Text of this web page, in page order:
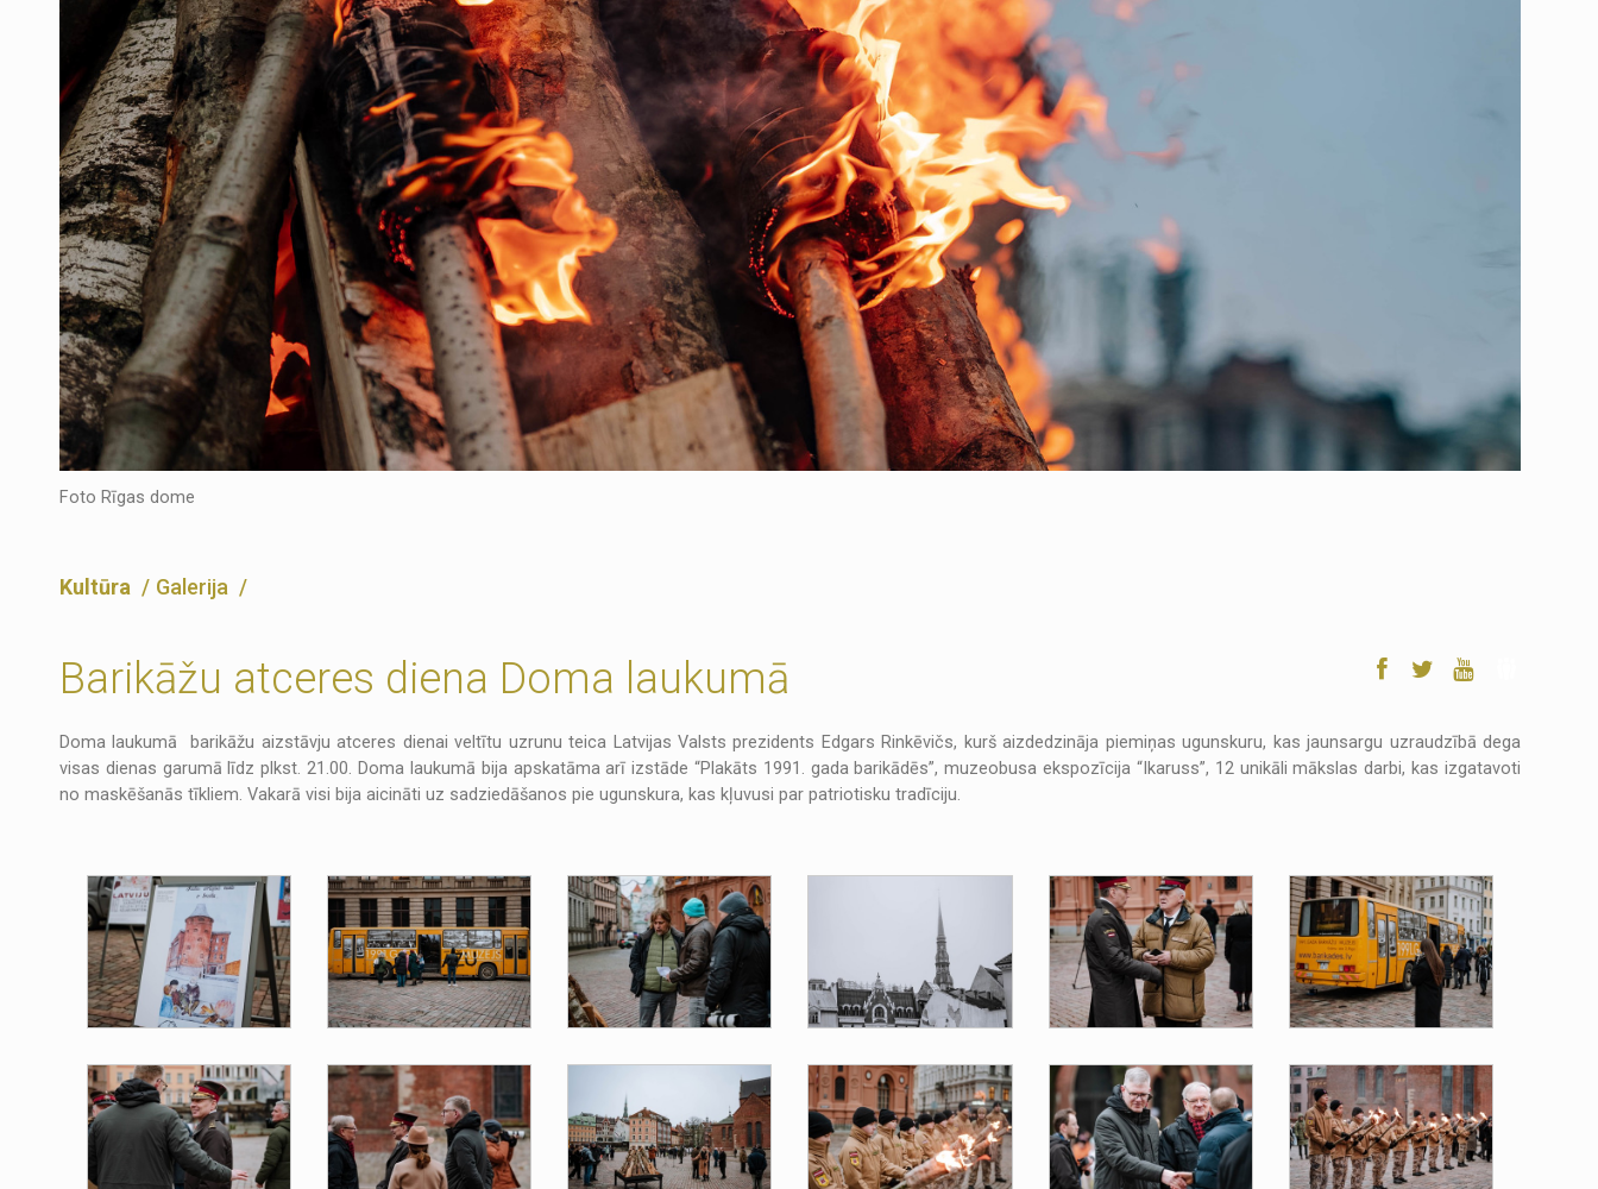
Foto Rīgas dome
Kultūra Galerija
Barikāžu atceres diena Doma laukumā
Doma laukumā barikāžu aizstāvju atceres dienai veltītu uzrunu teica Latvijas Valsts prezidents Edgars Rinkēvičs, kurš aizdedzināja piemiņas ugunskuru, kas jaunsargu uzraudzībā dega
visas dienas garumā līdz plkst. 21.00. Doma laukumā bija apskatāma arī izstāde “Plakāts 1991. gada barikādēs”, muzeobusa ekspozīcija “Ikaruss”, 12 unikāli mākslas darbi, kas izgatavoti
no maskēšanās tīkliem. Vakarā visi bija aicināti uz sadziedāšanos pie ugunskura, kas kļuvusi par patriotisku tradīciju.